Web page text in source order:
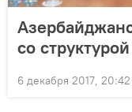
со
6 декабря 2017, 20:42